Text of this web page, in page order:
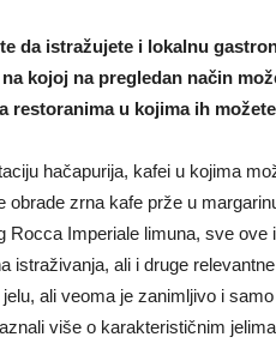
da istražujete i lokalnu
kojoj na pregledan način
restoranima u kojima ih
hačapurija, kafei u kojima
obrade zrna kafe prže u
Rocca Imperiale limuna, sve ove
istraživanja, ali i druge
ali veoma je zanimljivo i samo
više o karakterističnim